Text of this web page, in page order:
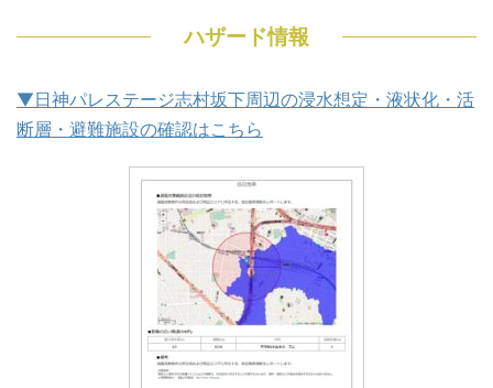
ハザード情報
▼日神パレステージ志村坂下周辺の浸水想定・液状化・活
断層・避難施設の確認はこちら